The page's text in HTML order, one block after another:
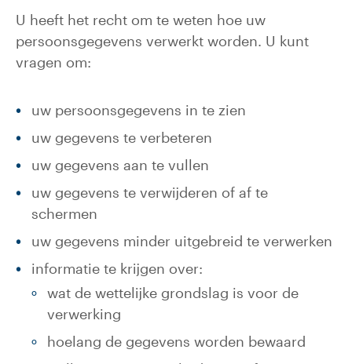
U heeft het recht om te weten hoe uw
persoonsgegevens verwerkt worden. U kunt
vragen om:
uw persoonsgegevens in te zien
uw gegevens te verbeteren
uw gegevens aan te vullen
uw gegevens te verwijderen of af te
schermen
uw gegevens minder uitgebreid te verwerken
informatie te krijgen over:
wat de wettelijke grondslag is voor de
verwerking
hoelang de gegevens worden bewaard